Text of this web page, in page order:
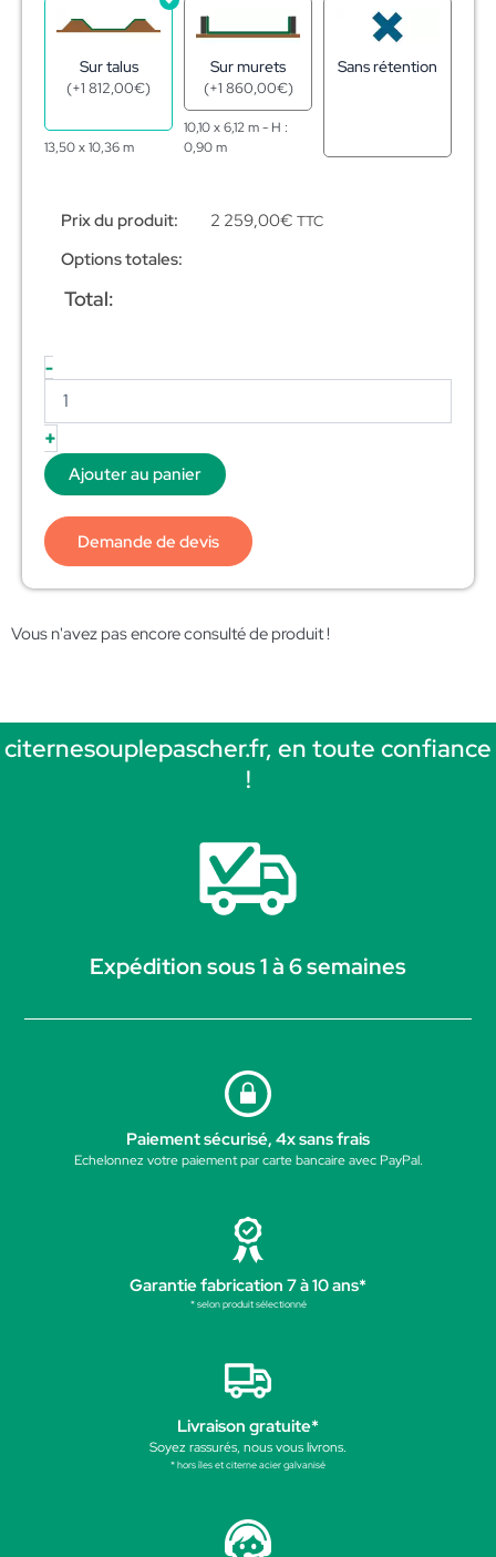
Sur talus
(+1 812,00€)
13,50 x 10,36 m
Sur murets
(+1 860,00€)
10,10 x 6,12 m - H :
0,90 m
Sans rétention
Prix du produit: 2 259,00€ TTC
Options totales:
Total:
-
+
Ajouter au panier
Demande de devis
Vous n'avez pas encore consulté de produit !
citernesouplepascher.fr, en toute confiance
!
Expédition sous 1 à 6 semaines
Paiement sécurisé, 4x sans frais
Echelonnez votre paiement par carte bancaire avec PayPal.
Garantie fabrication 7 à 10 ans*
* selon produit sélectionné
Livraison gratuite*
Soyez rassurés, nous vous livrons.
* hors îles et citerne acier galvanisé